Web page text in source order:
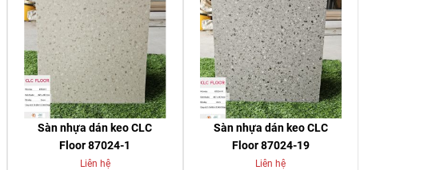
Sàn nhựa dán keo CLC
Floor 87024-1
Liên hệ
Sàn nhựa dán keo CLC
Floor 87024-19
Liên hệ